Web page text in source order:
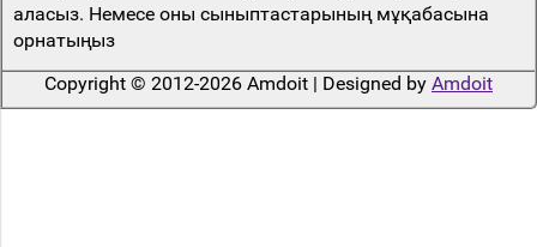
аласыз. Немесе оны сыныптастарының мұқабасына
орнатыңыз
Copyright © 2012-2026 Amdoit | Designed by Amdoit